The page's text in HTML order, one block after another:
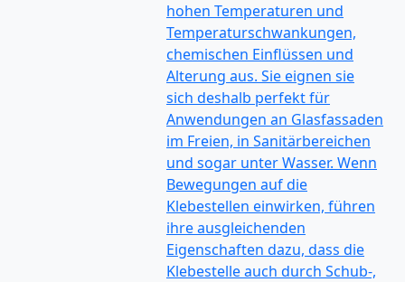
hohen Temperaturen und
Temperaturschwankungen,
chemischen Einflüssen und
Alterung aus. Sie eignen sie
sich deshalb perfekt für
Anwendungen an Glasfassaden
im Freien, in Sanitärbereichen
und sogar unter Wasser. Wenn
Bewegungen auf die
Klebestellen einwirken, führen
ihre ausgleichenden
Eigenschaften dazu, dass die
Klebestelle auch durch Schub-,